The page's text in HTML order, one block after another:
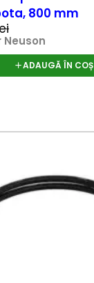
800 mm
Neuson
ADAUGĂ ÎN COȘ